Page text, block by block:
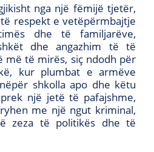
nga një fëmijë tjetër,
respekt e vetëpërmbajtje
dhe të familjarëve,
dhe angazhim të të
më të mirës, siç ndodh për
kur plumbat e armëve
shkolla apo dhe këtu
një jetë të pafajshme,
me një ngut kriminal,
zeza të politikës dhe të